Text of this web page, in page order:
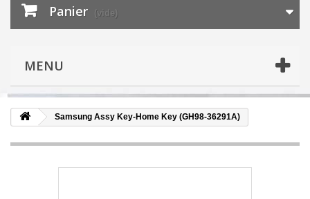
Panier (vide)
MENU
Samsung Assy Key-Home Key (GH98-36291A)